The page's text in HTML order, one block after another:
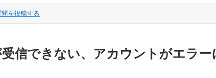
を投稿する
信できない、アカウントがエラー